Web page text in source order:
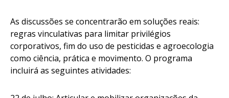
As discussões se concentrarão em soluções reais:
regras vinculativas para limitar privilégios
corporativos, fim do uso de pesticidas e agroecologia
como ciência, prática e movimento. O programa
incluirá as seguintes atividades: